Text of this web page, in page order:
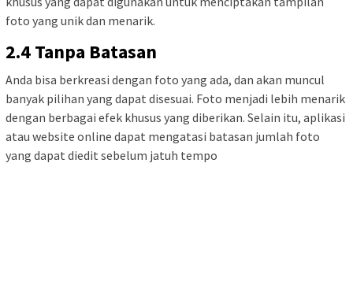
foto yang unik dan menarik.
2.4 Tanpa Batasan
Anda bisa berkreasi dengan foto yang ada, dan akan muncul
banyak pilihan yang dapat disesuai. Foto menjadi lebih menarik
dengan berbagai efek khusus yang diberikan. Selain itu, aplikasi
atau website online dapat mengatasi batasan jumlah foto
yang dapat diedit sebelum jatuh tempo